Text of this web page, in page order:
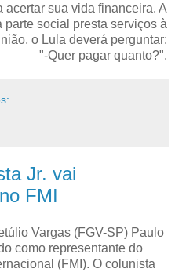
sua vida financeira. A
parte social presta serviços à
o Lula deverá perguntar:
"-Quer pagar quanto?".
Jr. vai
FMI
Vargas (FGV-SP) Paulo
como representante do
(FMI). O colunista